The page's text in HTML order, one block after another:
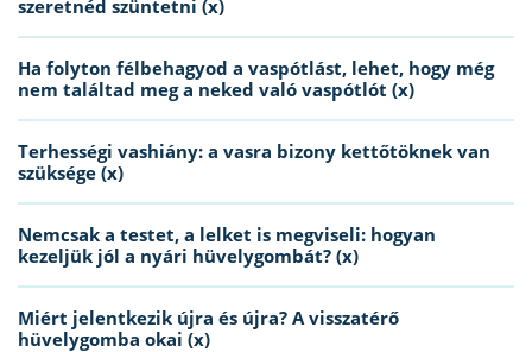
szeretnéd szüntetni (x)
Ha folyton félbehagyod a vaspótlást, lehet, hogy még
nem találtad meg a neked való vaspótlót (x)
Terhességi vashiány: a vasra bizony kettőtöknek van
szüksége (x)
Nemcsak a testet, a lelket is megviseli: hogyan
kezeljük jól a nyári hüvelygombát? (x)
Miért jelentkezik újra és újra? A visszatérő
hüvelygomba okai (x)